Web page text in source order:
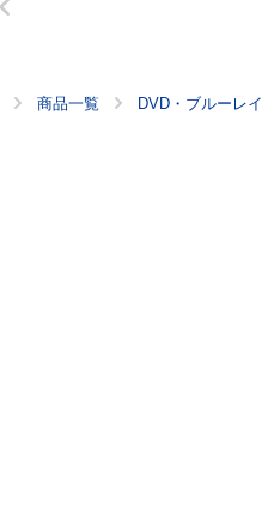
商品一覧 DVD・ブルーレイ